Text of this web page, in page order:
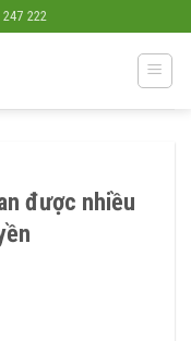
247 222
được nhiều